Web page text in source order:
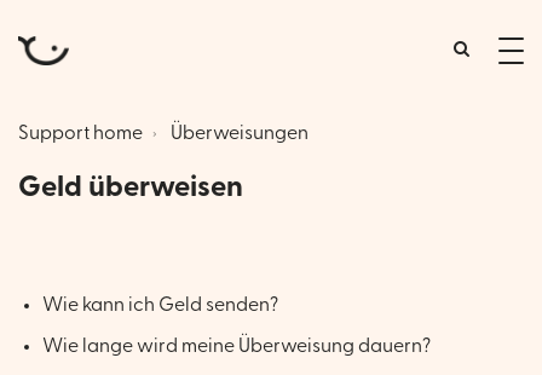
Support home Überweisungen
Geld überweisen
Wie kann ich Geld senden?
Wie lange wird meine Überweisung dauern?